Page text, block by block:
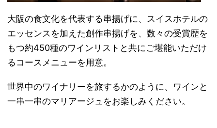
大阪の食文化を代表する串揚げに、スイスホテルの
エッセンスを加えた創作串揚げを、数々の受賞歴を
もつ約450種のワインリストと共にご堪能いただけ
るコースメニューを用意。
世界中のワイナリーを旅するかのように、ワインと
一串一串のマリアージュをお楽しみください。